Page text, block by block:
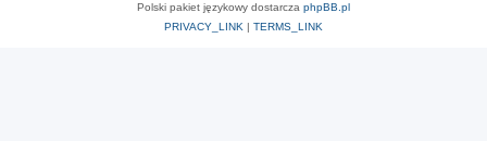
Polski pakiet językowy dostarcza phpBB.pl
PRIVACY_LINK | TERMS_LINK